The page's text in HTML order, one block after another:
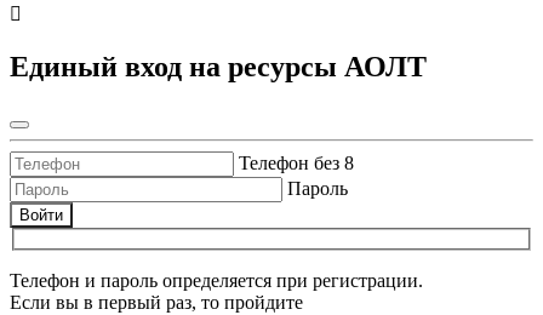
Единый вход на ресурсы АОЛТ
Телефон без 8
Пароль
Войти
Телефон и пароль определяется при регистрации.
Если вы в первый раз, то пройдите